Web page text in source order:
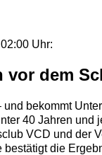
Uhr:
vor dem
bekommt
40 Jahren
VCD und der
die